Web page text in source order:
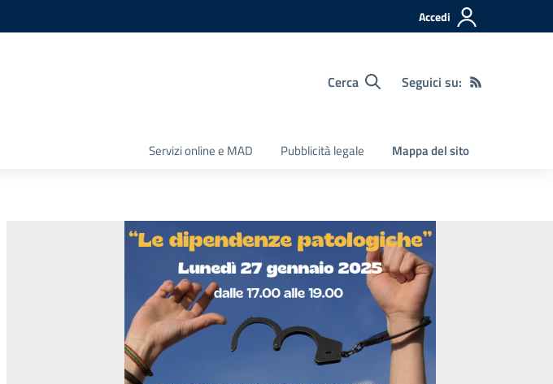
Accedi
Cerca Seguici su:
Servizi online e MAD Pubblicità legale Mappa del sito